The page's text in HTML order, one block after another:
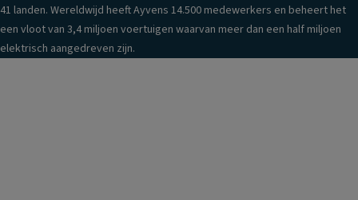
41 landen. Wereldwijd heeft Ayvens 14.500 medewerkers en beheert het
een vloot van 3,4 miljoen voertuigen waarvan meer dan een half miljoen
elektrisch aangedreven zijn.